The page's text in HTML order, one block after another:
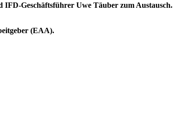
IFD-Geschäftsführer Uwe Täuber zum Austausch.
(EAA).